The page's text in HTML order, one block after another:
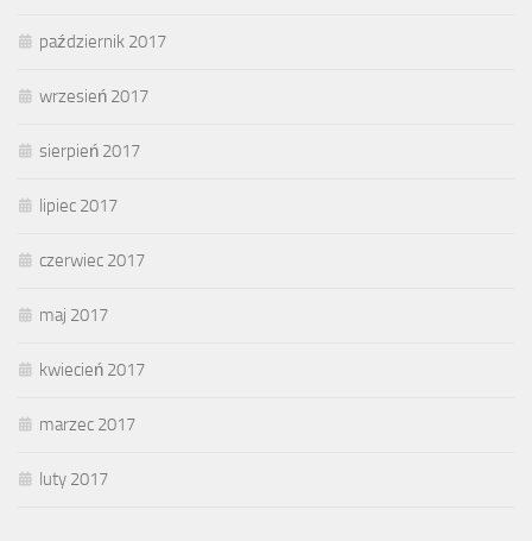
październik 2017
wrzesień 2017
sierpień 2017
lipiec 2017
czerwiec 2017
maj 2017
kwiecień 2017
marzec 2017
luty 2017